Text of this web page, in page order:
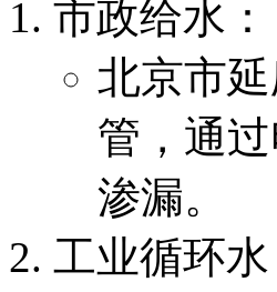
市政给水：
北京市
管，通
渗漏。
工业循环水